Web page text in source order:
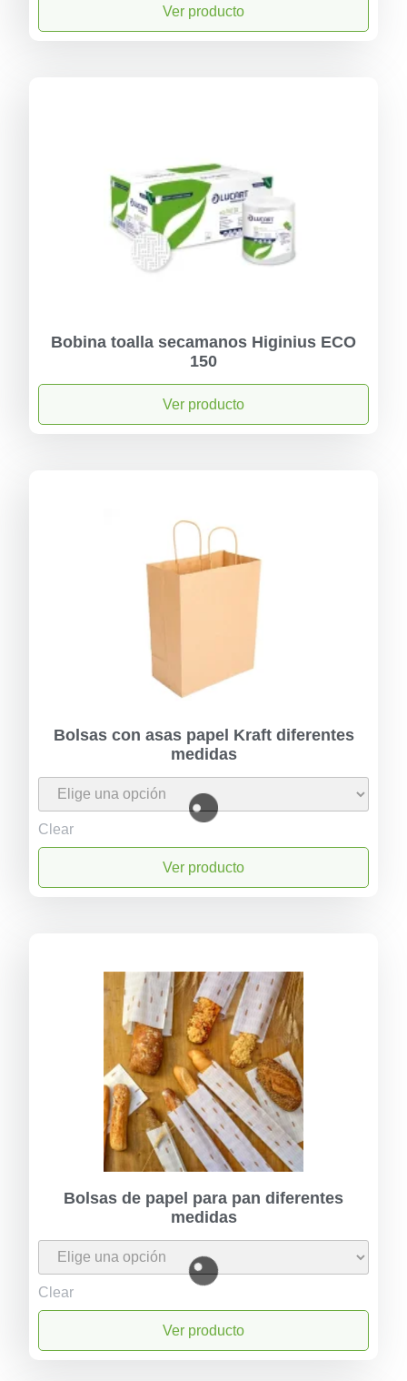
Ver producto
Bobina toalla secamanos Higinius ECO
150
Ver producto
Bolsas con asas papel Kraft diferentes
medidas
Clear
Ver producto
Bolsas de papel para pan diferentes
medidas
Clear
Ver producto